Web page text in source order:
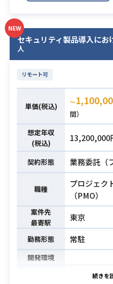
業務内容
ます。
【仕事内容
フラ、運用
および分析
・AIを活用
の検討、お
との提案活
・複数案件
に応じた顧
対応
※詳細は面
必須スキル
・システム
びテックリ
・NTTデー
案件への参
NEW
セキュリティ製品導入にお
人
リモート可
単価(税込) 〜
間）
想定年収
(税込)
13,200,000
契約形態 業務委託（
職種
プロジェク
（PMO）
案件先
最寄駅
東京
勤務形態 常駐
開発環境
大手事業会